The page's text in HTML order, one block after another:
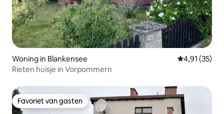
Woning in Blankensee Gemiddelde
4,91 (35)
Rieten huisje in Vorpommern
Favoriet van gasten
Favoriet van gasten